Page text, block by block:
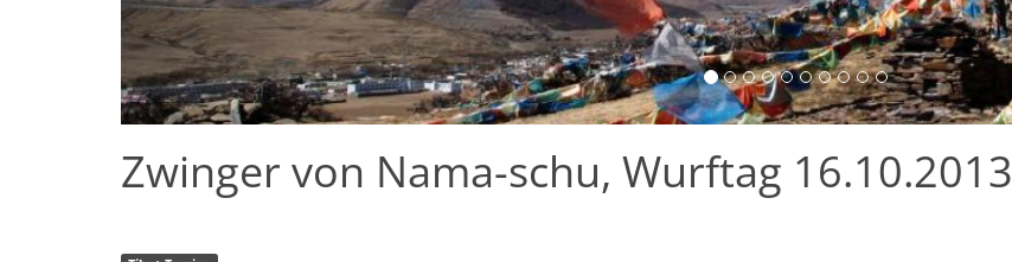
Zwinger von Nama-schu, Wurftag 16.10.2013